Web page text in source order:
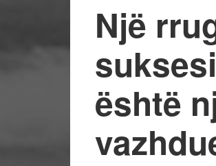
Një
është